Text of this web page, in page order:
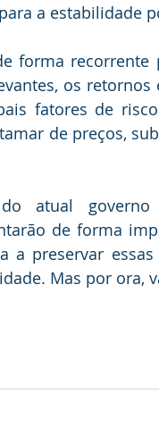
a estabilidade
forma
os
fatores de
de preços,
atual
de forma
a preservar
Mas por ora,